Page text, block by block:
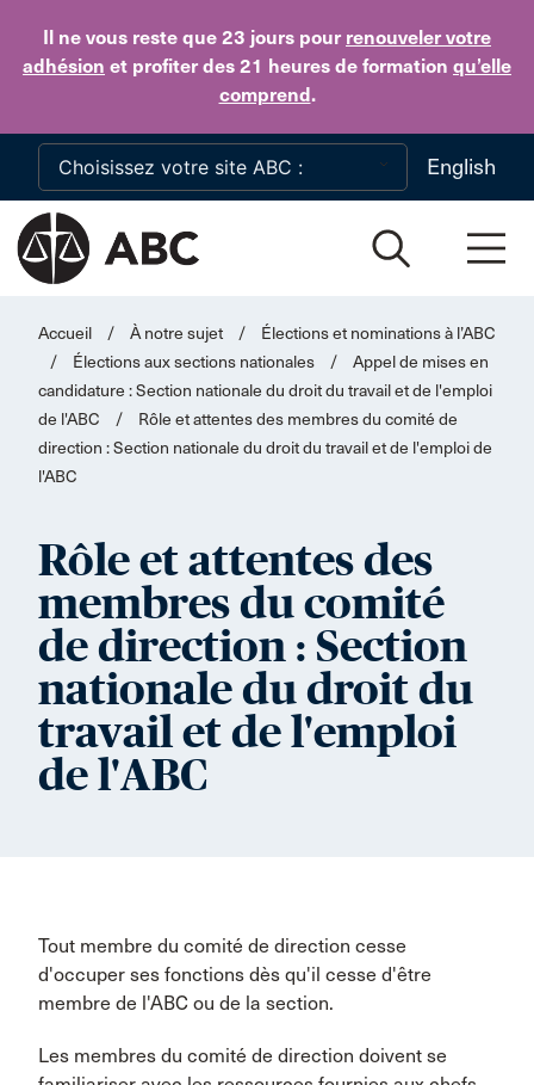
Il ne vous reste que 23 jours pour renouveler votre
adhésion et profiter des 21 heures de formation qu’elle
comprend.
Skip to main content
English
Accueil / À notre sujet /
Élections et nominations à l’ABC
/
Élections aux sections nationales /
Appel de mises en
candidature : Section nationale du droit du travail et de l'emploi
de l'ABC
/
Rôle et attentes des membres du comité de
direction : Section nationale du droit du travail et de l'emploi de
l'ABC
Rôle et attentes des
membres du comité
de direction : Section
nationale du droit du
travail et de l'emploi
de l'ABC
Tout membre du comité de direction cesse
d'occuper ses fonctions dès qu'il cesse d'être
membre de l'ABC ou de la section.
Les membres du comité de direction doivent se